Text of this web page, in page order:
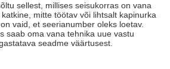
sellest, millises seisukorras on vana
mitte töötav või lihtsalt kapinurka
vaid, et seerianumber oleks loetav.
saab oma vana tehnika uue vastu
seadme väärtusest.